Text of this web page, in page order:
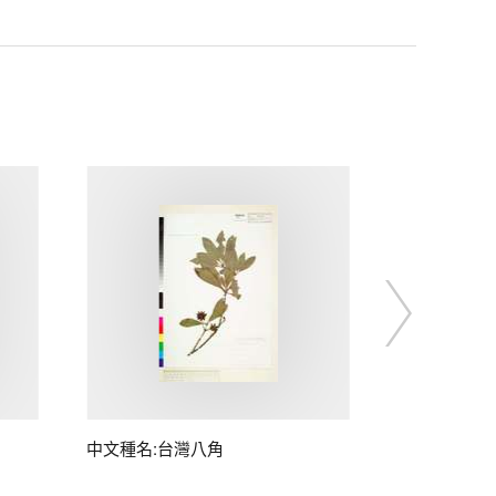
中文種名:台灣八角